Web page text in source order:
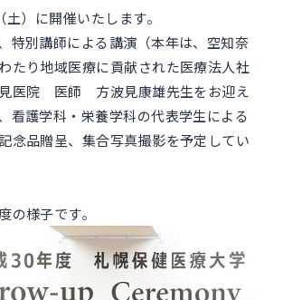
）に開催いたします。
特別講師による講演（本年は、空知奈
たり地域医療に貢献された医療法人社
医院 医師 方波見康雄先生をお迎え
看護学科・栄養学科の代表学生による
念品贈呈、集合写真撮影を予定してい
の様子です。